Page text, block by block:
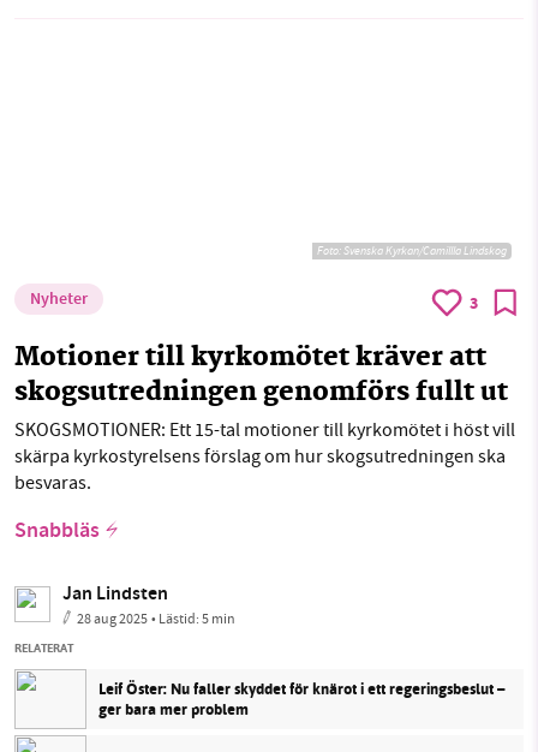
Foto: Svenska Kyrkan/Camillla Lindskog
Nyheter 3
Motioner till kyrkomötet kräver att
skogsutredningen genomförs fullt ut
SKOGSMOTIONER: Ett 15-tal motioner till kyrkomötet i höst vill
skärpa kyrkostyrelsens förslag om hur skogsutredningen ska
besvaras.
Snabbläs
Jan Lindsten
28 aug 2025• Lästid:5 min
RELATERAT
Leif Öster: Nu faller skyddet för knärot i ett regeringsbeslut –
ger bara mer problem